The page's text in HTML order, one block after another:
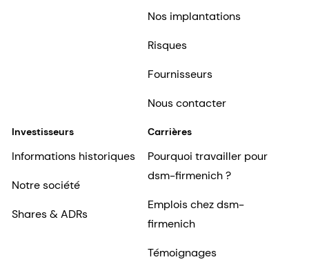
Nos implantations
Risques
Fournisseurs
Nous contacter
Investisseurs
Informations historiques
Notre société
Shares & ADRs
Carrières
Pourquoi travailler pour
dsm-firmenich ?
Emplois chez dsm-
firmenich
Témoignages